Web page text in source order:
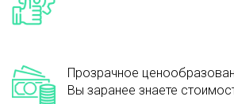
Прозрачное
Вы заранее знаете